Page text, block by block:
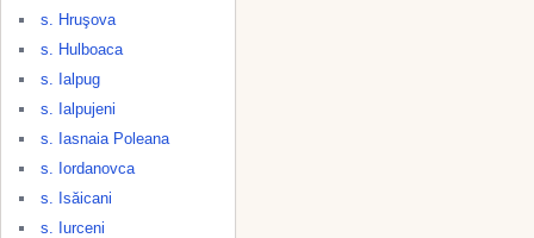
s. Hruşova
s. Hulboaca
s. Ialpug
s. Ialpujeni
s. Iasnaia Poleana
s. Iordanovca
s. Isăicani
s. Iurceni